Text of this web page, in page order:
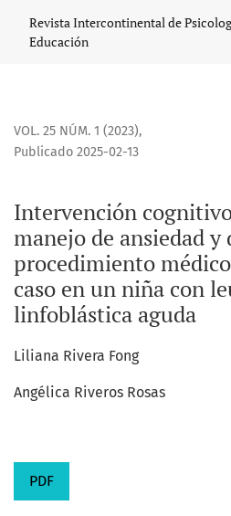
Intervención cognitivo
Revista Intercontinental de
Educación
VOL. 25 NÚM. 1 (2023),
Intervención
manejo de ansiedad y
procedimiento
caso en un niña con
linfoblástica aguda
Publicado 2025-02-13
Liliana Rivera Fong
Angélica Riveros Rosas
PDF